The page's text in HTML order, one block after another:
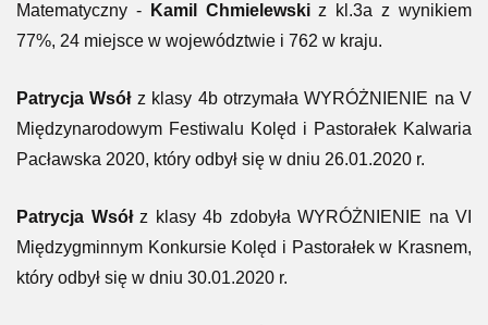
Matematyczny -
Kamil Chmielewskiz kl.3a z wynikiem
77%, 24 miejsce w województwie i 762 w kraju.
Patrycja Wsółz klasy 4b otrzymała WYRÓŻNIENIE na V
Międzynarodowym Festiwalu Kolęd i Pastorałek Kalwaria
Pacławska 2020, który odbył się w dniu 26.01.2020 r.
Patrycja Wsółz klasy 4b zdobyła WYRÓŻNIENIE na VI
Międzygminnym Konkursie Kolęd i Pastorałek w Krasnem,
który odbył się w dniu 30.01.2020 r.